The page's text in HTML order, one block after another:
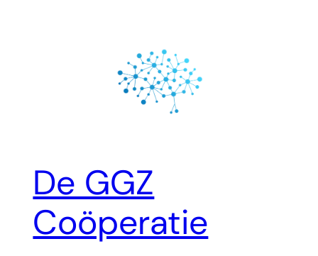
De GGZ
Coöperatie